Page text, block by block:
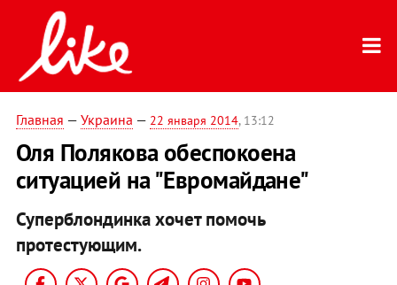
Главная — Украина — 22 января 2014, 13:12
Оля Полякова обеспокоена
ситуацией на "Евромайдане"
Суперблондинка хочет помочь
протестующим.